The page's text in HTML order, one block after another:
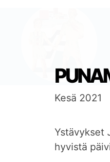
Kesä 2021
Ystävykset
hyvistä